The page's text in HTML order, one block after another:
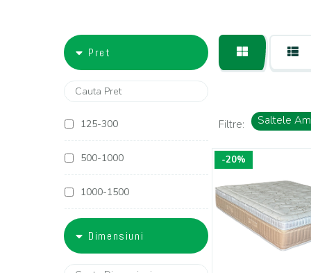
Pret
125-300
500-1000
1000-1500
Dimensiuni
Filtre: Saltele
-20%